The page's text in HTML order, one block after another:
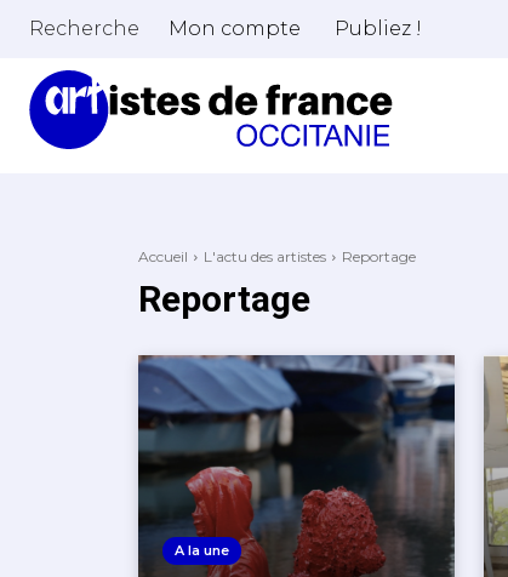
Recherche Mon compte Publiez !
Accueil L'actu des artistes Reportage
Reportage
A la une